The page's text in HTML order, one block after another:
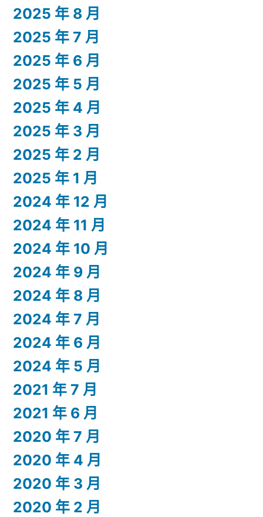
2025 年 8 月
2025 年 7 月
2025 年 6 月
2025 年 5 月
2025 年 4 月
2025 年 3 月
2025 年 2 月
2025 年 1 月
2024 年 12 月
2024 年 11 月
2024 年 10 月
2024 年 9 月
2024 年 8 月
2024 年 7 月
2024 年 6 月
2024 年 5 月
2021 年 7 月
2021 年 6 月
2020 年 7 月
2020 年 4 月
2020 年 3 月
2020 年 2 月